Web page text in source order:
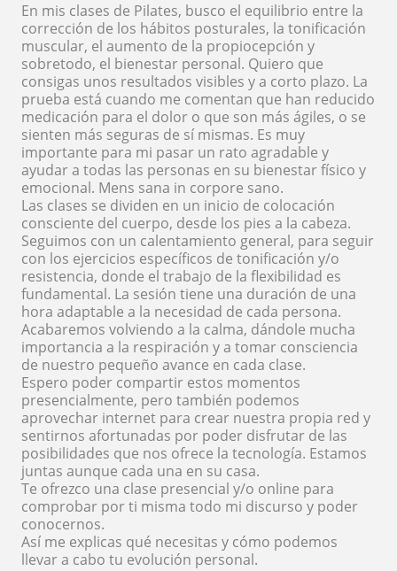
En mis clases de Pilates, busco el equilibrio entre la
corrección de los hábitos posturales, la tonificación
muscular, el aumento de la propiocepción y
sobretodo, el bienestar personal. Quiero que
consigas unos resultados visibles y a corto plazo. La
prueba está cuando me comentan que han reducido
medicación para el dolor o que son más ágiles, o se
sienten más seguras de sí mismas. Es muy
importante para mi pasar un rato agradable y
ayudar a todas las personas en su bienestar físico y
emocional. Mens sana in corpore sano.
Las clases se dividen en un inicio de colocación
consciente del cuerpo, desde los pies a la cabeza.
Seguimos con un calentamiento general, para seguir
con los ejercicios específicos de tonificación y/o
resistencia, donde el trabajo de la flexibilidad es
fundamental. La sesión tiene una duración de una
hora adaptable a la necesidad de cada persona.
Acabaremos volviendo a la calma, dándole mucha
importancia a la respiración y a tomar consciencia
de nuestro pequeño avance en cada clase.
Espero poder compartir estos momentos
presencialmente, pero también podemos
aprovechar internet para crear nuestra propia red y
sentirnos afortunadas por poder disfrutar de las
posibilidades que nos ofrece la tecnología. Estamos
juntas aunque cada una en su casa.
Te ofrezco una clase presencial y/o online para
comprobar por ti misma todo mi discurso y poder
conocernos.
Así me explicas qué necesitas y cómo podemos
llevar a cabo tu evolución personal.